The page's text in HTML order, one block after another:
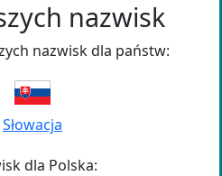
nazwisk
nazwisk dla państw:
Słowacja
dla Polska: